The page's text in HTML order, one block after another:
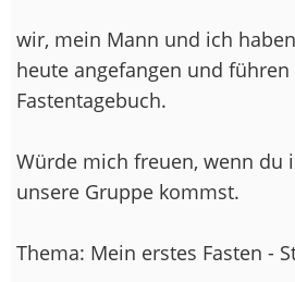
wir, mein Mann und ich haben
heute angefangen und führen
Fastentagebuch.
Würde mich freuen, wenn du
unsere Gruppe kommst.
Thema: Mein erstes Fasten -